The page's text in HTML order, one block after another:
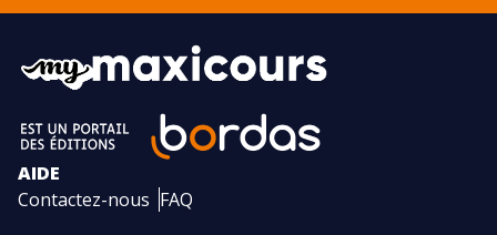
AIDE
Contactez-nous FAQ